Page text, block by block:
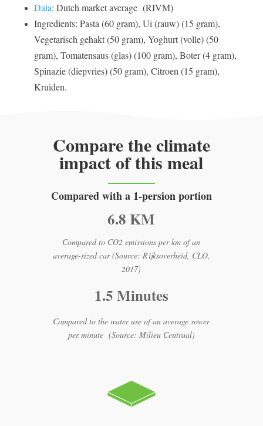
Data: Dutch market average (RIVM)
Ingredients: Pasta (60 gram), Ui (rauw) (15 gram),
Vegetarisch gehakt (50 gram), Yoghurt (volle) (50
gram), Tomatensaus (glas) (100 gram), Boter (4 gram),
Spinazie (diepvries) (50 gram), Citroen (15 gram),
Kruiden.
Compare the climate
impact of this meal
Compared with a 1-persion portion
6.8 KM
Compared to CO2 emissions per km of an
average-sized car (Source: Rijksoverheid, CLO,
2017)
1.5 Minutes
Compared to the water use of an average sower
per minute (Source: Milieu Centraal)